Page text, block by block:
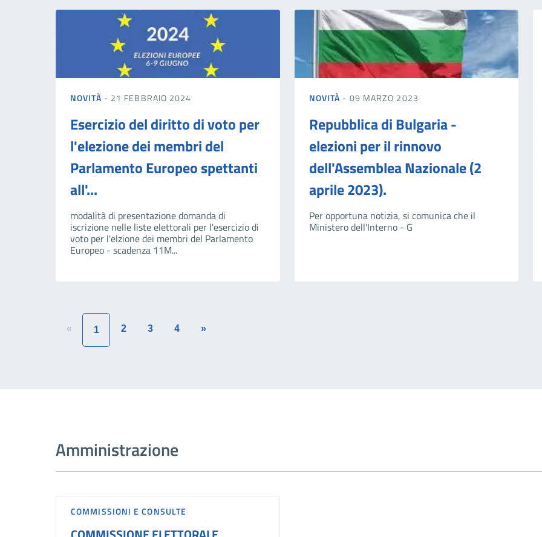
NOVITÀ - 21 FEBBRAIO 2024
Esercizio del diritto di voto per
l'elezione dei membri del
Parlamento Europeo spettanti
all'...
modalità di presentazione domanda di
iscrizione nelle liste elettorali per l'esercizio di
voto per l'elzione dei membri del Parlamento
Europeo - scadenza 11M...
NOVITÀ - 09 MARZO 2023
Repubblica di Bulgaria -
elezioni per il rinnovo
dell'Assemblea Nazionale (2
aprile 2023).
Per opportuna notizia, si comunica che il
Ministero dell'Interno - G
« 1 2 3 4 »
Amministrazione
COMMISSIONI E CONSULTE